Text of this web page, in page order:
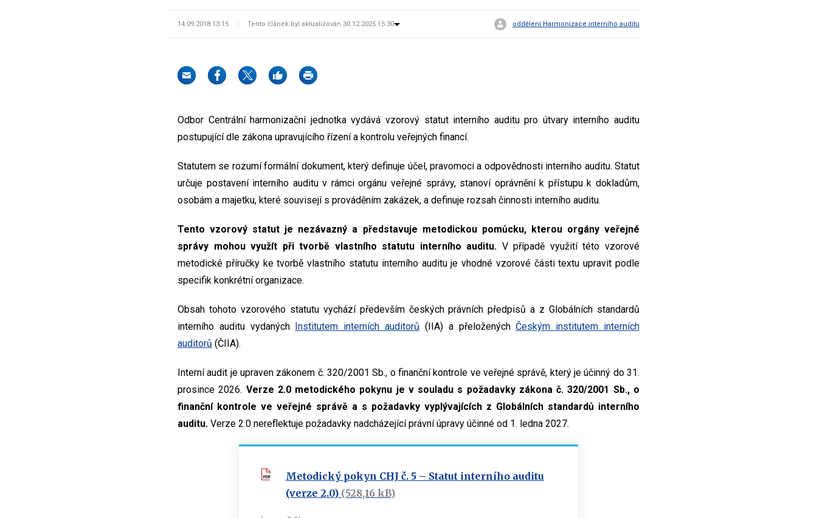
14.09.2018 13:15 Tento článek byl aktualizován 30.12.2025 15:30 oddělení Harmonizace interního auditu
Odbor Centrální harmonizační jednotka vydává vzorový statut interního auditu pro útvary interního auditu
postupující dle zákona upravujícího řízení a kontrolu veřejných financí.
Statutem se rozumí formální dokument, který definuje účel, pravomoci a odpovědnosti interního auditu. Statut
určuje postavení interního auditu v rámci orgánu veřejné správy, stanoví oprávnění k přístupu k dokladům,
osobám a majetku, které souvisejí s prováděním zakázek, a definuje rozsah činnosti interního auditu.
Tento vzorový statut je nezávazný a představuje metodickou pomůcku, kterou orgány veřejné
správy mohou využít při tvorbě vlastního statutu interního auditu. V případě využití této vzorové
metodické příručky ke tvorbě vlastního statutu interního auditu je vhodné vzorové části textu upravit podle
specifik konkrétní organizace.
Obsah tohoto vzorového statutu vychází především českých právních předpisů a z Globálních standardů
interního auditu vydaných Institutem interních auditorů (IIA) a přeložených Českým institutem interních
auditorů (ČIIA).
Interní audit je upraven zákonem č. 320/2001 Sb., o finanční kontrole ve veřejné správě, který je účinný do 31.
prosince 2026. Verze 2.0 metodického pokynu je v souladu s požadavky zákona č. 320/2001 Sb., o
finanční kontrole ve veřejné správě a s požadavky vyplývajících z Globálních standardů interního
auditu. Verze 2.0 nereflektuje požadavky nadcházející právní úpravy účinné od 1. ledna 2027.
Metodický pokyn CHJ č. 5 – Statut interního auditu
(verze 2.0) (528,16 kB)